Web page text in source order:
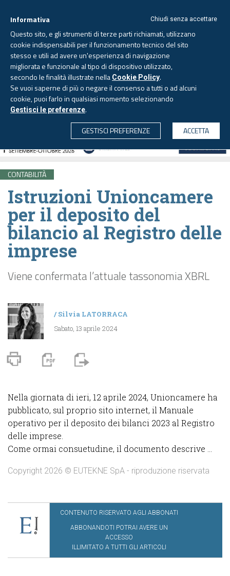
CERCA
Venerdì, 7 agosto 2026 - Aggiornato alle 6.00
CONTABILITÀ
Istruzioni Unioncamere
per il deposito del
bilancio al Registro delle
imprese
Viene confermata l’attuale tassonomia XBRL
/Silvia LATORRACA
Sabato, 13 aprile 2024
Nella giornata di ieri, 12 aprile 2024, Unioncamere ha
pubblicato, sul proprio sito internet, il Manuale
operativo per il deposito dei bilanci 2023 al Registro
delle imprese.
Come ormai consuetudine, il documento descrive ...
Copyright 2026 © EUTEKNE SpA - riproduzione riservata
CONTENUTO RISERVATO AGLI ABBONATI
ABBONANDOTI POTRAI AVERE UN
ACCESSO
ILLIMITATO A TUTTI GLI ARTICOLI
Chiudi senza accettare
Informativa
Questo sito, e gli strumenti di terze parti richiamati, utilizzano
cookie indispensabili per il funzionamento tecnico del sito
stesso e utili ad avere un'esperienza di navigazione
migliorata e funzionale al tipo di dispositivo utilizzato,
secondo le finalità illustrate nella Cookie Policy.
Se vuoi saperne di più o negare il consenso a tutti o ad alcuni
cookie, puoi farlo in qualsiasi momento selezionando
Gestisci le preferenze.
GESTISCI PREFERENZE
ACCETTA